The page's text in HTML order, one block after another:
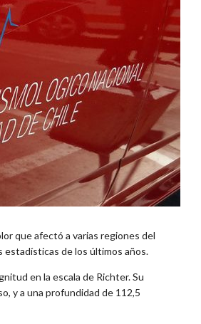
que afectó a varias regiones del
estadísticas de los últimos años.
en la escala de Richter. Su
y a una profundidad de 112,5